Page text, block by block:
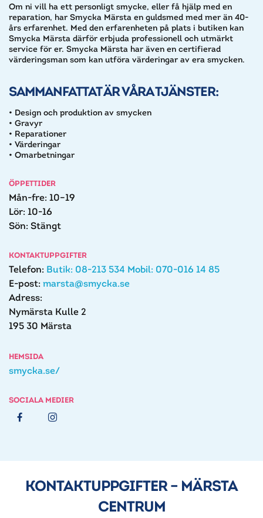
Om ni vill ha ett personligt smycke, eller få hjälp med en
reparation, har Smycka Märsta en guldsmed med mer än 40-
års erfarenhet. Med den erfarenheten på plats i butiken kan
Smycka Märsta därför erbjuda professionell och utmärkt
service för er. Smycka Märsta har även en certifierad
värderingsman som kan utföra värderingar av era smycken.
SAMMANFATTAT ÄR VÅRA TJÄNSTER:
• Design och produktion av smycken
• Gravyr
• Reparationer
• Värderingar
• Omarbetningar
ÖPPETTIDER
Mån-fre: 10–19
Lör: 10-16
Sön: Stängt
KONTAKTUPPGIFTER
Telefon: Butik: 08-213 534 Mobil: 070-016 14 85
E-post: marsta@smycka.se
Adress:
Nymärsta Kulle 2
195 30 Märsta
HEMSIDA
smycka.se/
SOCIALA MEDIER
KONTAKTUPPGIFTER – MÄRSTA
CENTRUM